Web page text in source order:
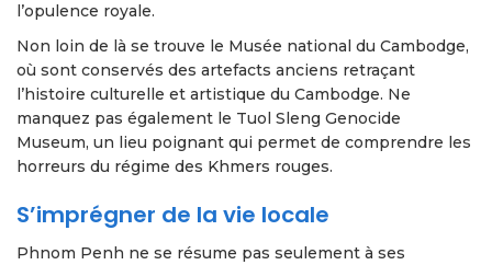
l’opulence royale.
Non loin de là se trouve le Musée national du Cambodge,
où sont conservés des artefacts anciens retraçant
l’histoire culturelle et artistique du Cambodge. Ne
manquez pas également le Tuol Sleng Genocide
Museum, un lieu poignant qui permet de comprendre les
horreurs du régime des Khmers rouges.
S’imprégner de la vie locale
Phnom Penh ne se résume pas seulement à ses